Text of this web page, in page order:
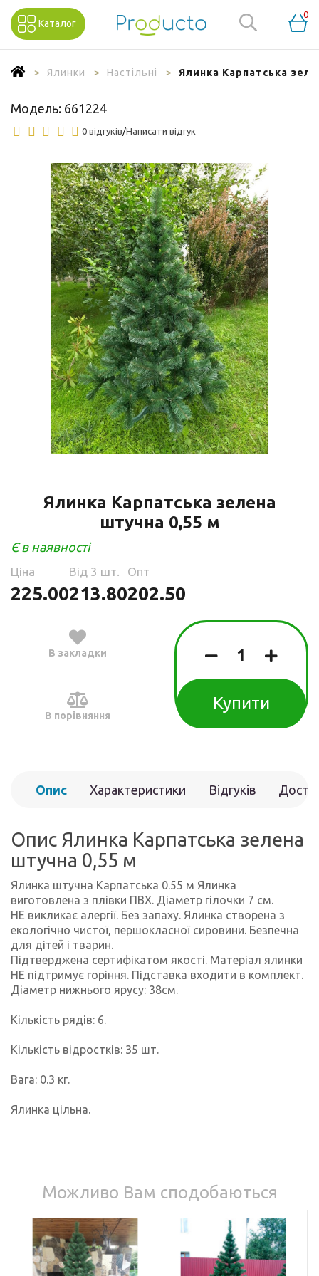
Каталог
0
Ялинки Настільні Ялинка Карпатська
Модель: 661224
0 відгуків/Написати відгук
Ялинка Карпатська зелена
штучна 0,55 м
Є в наявності
Ціна
225.00
Від 3 шт.
213.80
Опт
202.50
В закладки
В порівняння
Купити
Опис Характеристики Відгуків
Опис Ялинка Карпатська зелена
штучна 0,55 м
Ялинка штучна Карпатська 0.55 м Ялинка
виготовлена з плівки ПВХ. Діаметр гілочки 7 см.
НЕ викликає алергії. Без запаху. Ялинка створена з
екологічно чистої, першокласної сировини. Безпечна
для дітей і тварин.
Підтверджена сертифікатом якості. Матеріал ялинки
НЕ підтримує горіння. Підставка входити в комплект.
Діаметр нижнього ярусу: 38см.
Кількість рядів: 6.
Кількість відростків: 35 шт.
Вага: 0.3 кг.
Ялинка цільна.
Можливо Вам сподобаються